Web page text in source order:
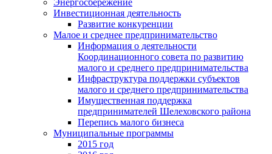
Инвестиционная деятельность
Развитие конкуренции
Малое и среднее предпринимательство
Информация о деятельности
Координационного совета по развитию
малого и среднего предпринимательства
Инфраструктура поддержки субъектов
малого и среднего предпринимательства
Имущественная поддержка
предпринимателей Шелеховского района
Перепись малого бизнеса
Муниципальные программы
2015 год